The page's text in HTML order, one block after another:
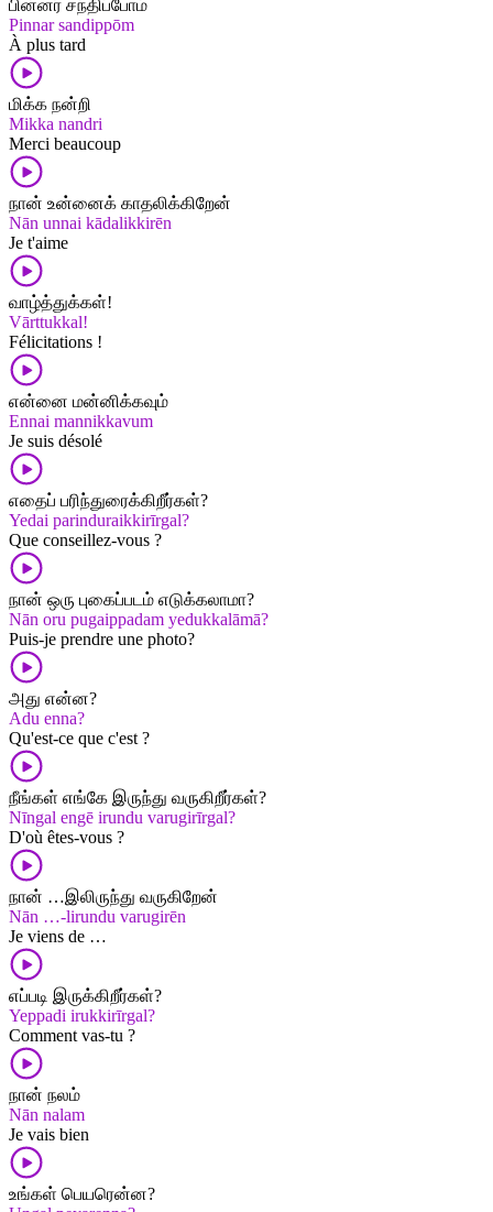
பின்னர் சந்திப்போம்
Pinnar sandippōm
À plus tard
மிக்க நன்றி
Mikka nandri
Merci beaucoup
நான் உன்னைக் காதலிக்கிறேன்
Nān unnai kādalikkirēn
Je t'aime
வாழ்த்துக்கள்!
Vārttukkal!
Félicitations !
என்னை மன்னிக்கவும்
Ennai mannikkavum
Je suis désolé
எதைப் பரிந்துரைக்கிறீர்கள்?
Yedai parinduraikkirīrgal?
Que conseillez-vous ?
நான் ஒரு புகைப்படம் எடுக்கலாமா?
Nān oru pugaippadam yedukkalāmā?
Puis-je prendre une photo?
அது என்ன?
Adu enna?
Qu'est-ce que c'est ?
நீங்கள் எங்கே இருந்து வருகிறீர்கள்?
Nīngal engē irundu varugirīrgal?
D'où êtes-vous ?
நான் …இலிருந்து வருகிறேன்
Nān …-lirundu varugirēn
Je viens de …
எப்படி இருக்கிறீர்கள்?
Yeppadi irukkirīrgal?
Comment vas-tu ?
நான் நலம்
Nān nalam
Je vais bien
உங்கள் பெயரென்ன?